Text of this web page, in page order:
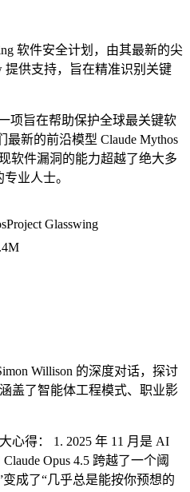
软件安全计划，由其最新的尖
提供支持，旨在精准识别关键
项旨在帮助保护全球最关键软
新的前沿模型 Claude Mythos
软件漏洞的能力超越了绝大多
业人士。
Project Glasswing
Willison 的深度对话，探讨
盖了智能体工程模式、职业影
心得： 1. 2025 年 11 月是 AI
Opus 4.5 跨越了一个阈
成了“几乎总是能按你预想的